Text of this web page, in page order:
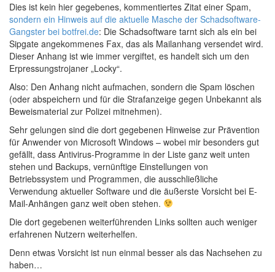
Dies ist kein hier gegebenes, kommentiertes Zitat einer Spam,
sondern ein Hinweis auf die aktuelle Masche der Schadsoftware-
Gangster bei botfrei.de: Die Schadsoftware tarnt sich als ein bei
Sipgate angekommenes Fax, das als Mailanhang versendet wird.
Dieser Anhang ist wie immer vergiftet, es handelt sich um den
Erpressungstrojaner „Locky“.
Also: Den Anhang nicht aufmachen, sondern die Spam löschen
(oder abspeichern und für die Strafanzeige gegen Unbekannt als
Beweismaterial zur Polizei mitnehmen).
Sehr gelungen sind die dort gegebenen Hinweise zur Prävention
für Anwender von Microsoft Windows – wobei mir besonders gut
gefällt, dass Antivirus-Programme in der Liste ganz weit unten
stehen und Backups, vernünftige Einstellungen von
Betriebssystem und Programmen, die ausschließliche
Verwendung aktueller Software und die äußerste Vorsicht bei E-
Mail-Anhängen ganz weit oben stehen.
Die dort gegebenen weiterführenden Links sollten auch weniger
erfahrenen Nutzern weiterhelfen.
Denn etwas Vorsicht ist nun einmal besser als das Nachsehen zu
haben…